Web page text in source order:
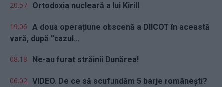
20.57 Ortodoxia nucleară a lui Kirill
19.06 A doua operațiune obscenă a DIICOT în această
vară, după ”cazul...
08.18 Ne-au furat străinii Dunărea!
06.02 VIDEO. De ce să scufundăm 5 barje românești?